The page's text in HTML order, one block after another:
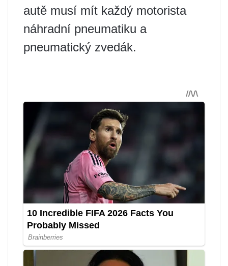
autě musí mít každý motorista
náhradní pneumatiku a
pneumatický zvedák.